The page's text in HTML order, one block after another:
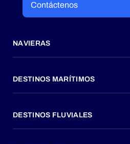
Contáctenos
NAVIERAS
DESTINOS MARÍTIMOS
DESTINOS FLUVIALES